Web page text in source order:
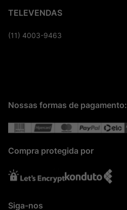
TELEVENDAS
(11) 4003-9463
Nossas formas de pagamento:
Compra protegida por
Siga-nos